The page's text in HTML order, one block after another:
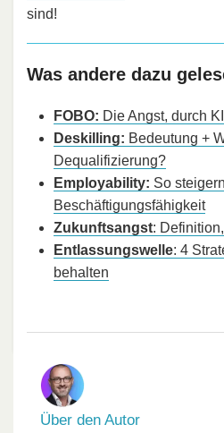
sind!
Was andere dazu
FOBO: Die Angst, durch
Deskilling: Bedeutung +
Dequalifizierung?
Employability: So
Beschäftigungsfähigkeit
Zukunftsangst:
Entlassungswelle: 4
behalten
Über den Autor